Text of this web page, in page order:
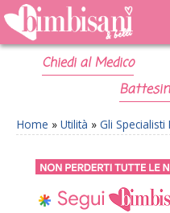
Chiedi al Medico
Home » Utilità » Gli